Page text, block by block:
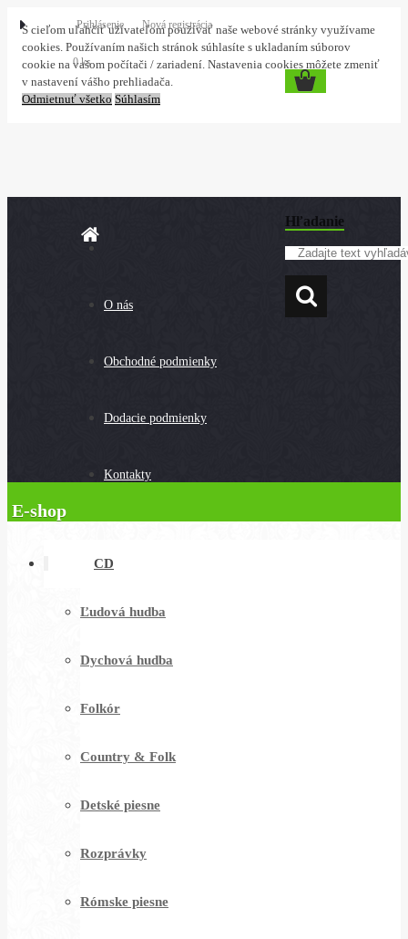
S cieľom uľahčiť užívateľom používať naše webové stránky využívame
cookies. Používaním našich stránok súhlasíte s ukladaním súborov
cookie na vašom počítači / zariadení. Nastavenia cookies môžete zmeniť
v nastavení vášho prehliadača.
Odmietnuť všetko Súhlasím
O nás
Obchodné podmienky
Dodacie podmienky
Kontakty
Hľadanie
Prihlásenie Nová registrácia
0 ks
E-shop
CD
Ľudová hudba
Dychová hudba
Folkór
Country & Folk
Detské piesne
Rozprávky
Rómske piesne